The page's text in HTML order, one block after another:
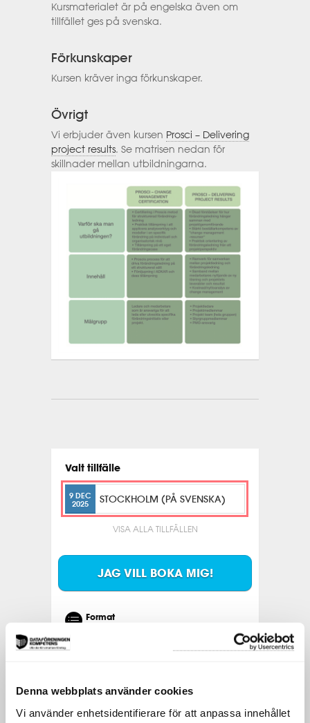
Denna webbplats använder cookies
Vi använder enhetsidentifierare för att anpassa innehållet
Kursmaterialet är på engelska även om
tillfället ges på svenska.
Förkunskaper
Kursen kräver inga förkunskaper.
Övrigt
Vi erbjuder även kursen Prosci – Delivering
project results. Se matrisen nedan för
skillnader mellan utbildningarna.
Valt tillfälle
9 DEC
2025
STOCKHOLM (PÅ SVENSKA)
VISA ALLA TILLFÄLLEN
JAG VILL BOKA MIG!
Format
IVA Konferenscenter, Grev Turegatan